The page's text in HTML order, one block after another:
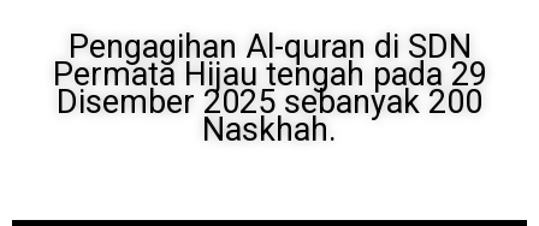
Pengagihan Al-quran di SDN
Permata Hijau tengah pada 29
Disember 2025 sebanyak 200
Naskhah.